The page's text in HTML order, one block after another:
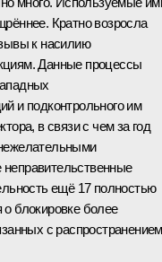
Кратно возросла
к насилию
Данные процессы
и подконтрольного им
в связи с чем за год
ещё 17 полностью
блокировке более
с распространением